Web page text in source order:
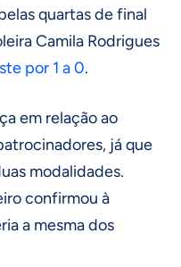
quartas de final
Camila Rodrigues
por 1 a 0.
em relação ao
já que
modalidades.
confirmou à
a mesma dos